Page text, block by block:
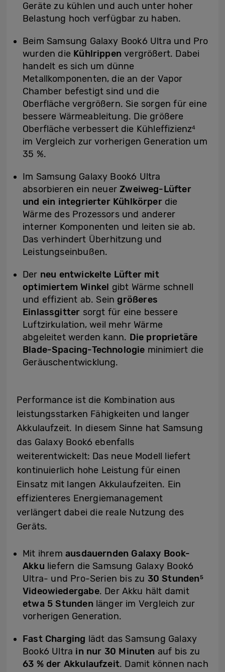
Geräte zu kühlen und auch unter hoher
Belastung hoch verfügbar zu haben.
Beim Samsung Galaxy Book6 Ultra und Pro
wurden die Kühlrippen vergrößert. Dabei
handelt es sich um dünne
Metallkomponenten, die an der Vapor
Chamber befestigt sind und die
Oberfläche vergrößern. Sie sorgen für eine
bessere Wärmeableitung. Die größere
Oberfläche verbessert die Kühleffizienz4
im Vergleich zur vorherigen Generation um
35 %.
Im Samsung Galaxy Book6 Ultra
absorbieren ein neuerZweiweg-Lüfter
und ein integrierter Kühlkörperdie
Wärme des Prozessors und anderer
interner Komponenten und leiten sie ab.
Das verhindert Überhitzung und
Leistungseinbußen.
Der neu entwickelte Lüfter mit
optimiertem Winkel gibt Wärme schnell
und effizient ab. Sein größeres
Einlassgitter sorgt für eine bessere
Luftzirkulation, weil mehr Wärme
abgeleitet werden kann. Die proprietäre
Blade-Spacing-Technologie minimiert die
Geräuschentwicklung.
Performance ist die Kombination aus
leistungsstarken Fähigkeiten und langer
Akkulaufzeit. In diesem Sinne hat Samsung
das Galaxy Book6 ebenfalls
weiterentwickelt: Das neue Modell liefert
kontinuierlich hohe Leistung für einen
Einsatz mit langen Akkulaufzeiten. Ein
effizienteres Energiemanagement
verlängert dabei die reale Nutzung des
Geräts.
Mit ihrem ausdauernden Galaxy Book-
Akku liefern die Samsung Galaxy Book6
Ultra- und Pro-Serien bis zu 30 Stunden5
Videowiedergabe. Der Akku hält damit
etwa 5 Stunden länger im Vergleich zur
vorherigen Generation.
Fast Charging lädt das Samsung Galaxy
Book6 Ultra in nur 30 Minuten auf bis zu
63 % der Akkulaufzeit. Damit können nach